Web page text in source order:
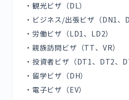
・観光ビザ（DL）
・ビジネス/出張ビザ（DN1、
・労働ビザ（LD1、LD2）
・親族訪問ビザ（TT、VR）
・投資者ビザ（DT1、DT2、
・留学ビザ（DH）
・電子ビザ（EV）